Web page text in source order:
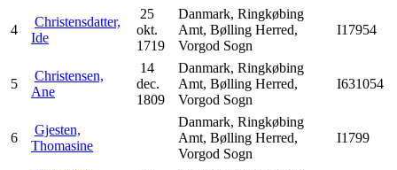
4
Christensdatter,
Ide
25
okt.
1719
Danmark, Ringkøbing
Amt, Bølling Herred,
Vorgod Sogn
I17954
5
Christensen,
Ane
14
dec.
1809
Danmark, Ringkøbing
Amt, Bølling Herred,
Vorgod Sogn
I631054
6
Gjesten,
Thomasine
Danmark, Ringkøbing
Amt, Bølling Herred,
Vorgod Sogn
I1799